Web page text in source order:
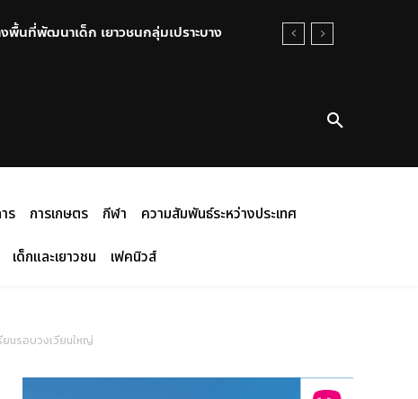
พื้นที่พัฒนาเด็ก เยาวชนกลุ่มเปราะบาง
ร การเกษตร กีฬา
ความสัมพันธ์ระหว่างประเทศ
เด็กและเยาวชน เฟคนิวส์
ยนรอบวงเวียนใหญ่